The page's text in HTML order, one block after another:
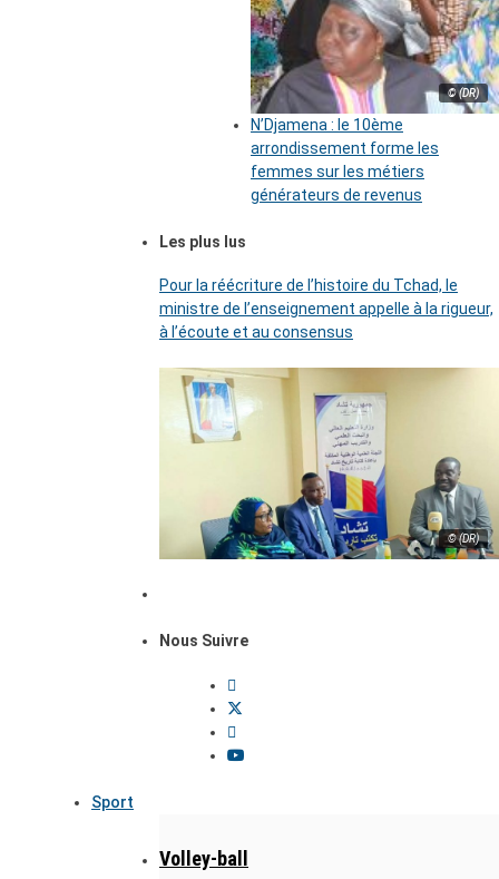
© (DR)
N’Djamena : le 10ème
arrondissement forme les
femmes sur les métiers
générateurs de revenus
Les plus lus
Pour la réécriture de l’histoire du Tchad, le
ministre de l’enseignement appelle à la rigueur,
à l’écoute et au consensus
© (DR)
Nous Suivre
Sport
Volley-ball